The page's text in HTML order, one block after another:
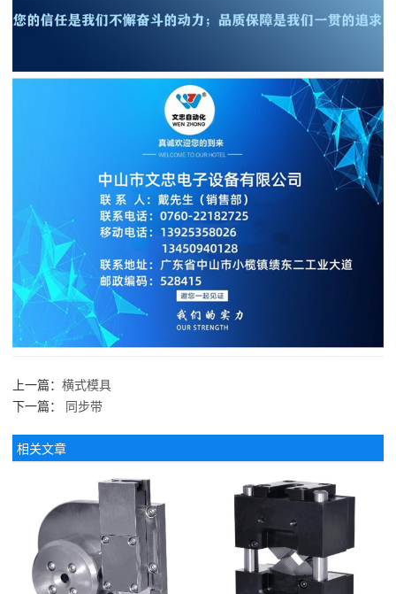
上一篇： 横式模具
下一篇：
同步带
相关文章